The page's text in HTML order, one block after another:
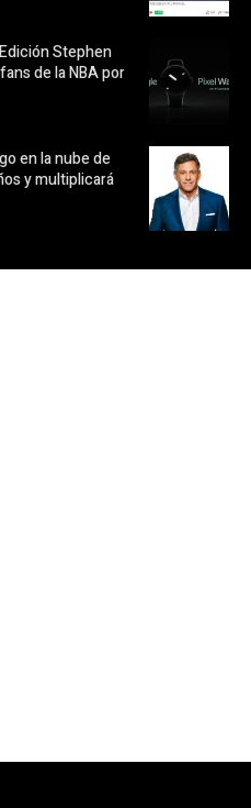
Stephen
de la NBA por
en la nube de
y multiplicará